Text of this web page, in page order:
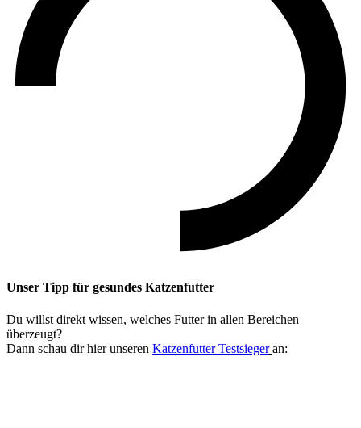
Unser Tipp für gesundes Katzenfutter
Du willst direkt wissen, welches Futter in allen Bereichen
überzeugt?
Dann schau dir hier unseren Katzenfutter Testsieger an: